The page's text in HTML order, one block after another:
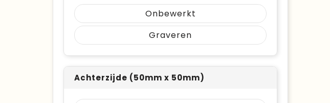
Onbewerkt
Graveren
Achterzijde (50mm x 50mm)